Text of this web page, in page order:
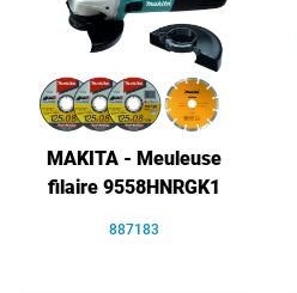
MAKITA - Meuleuse
filaire 9558HNRGK1
887183